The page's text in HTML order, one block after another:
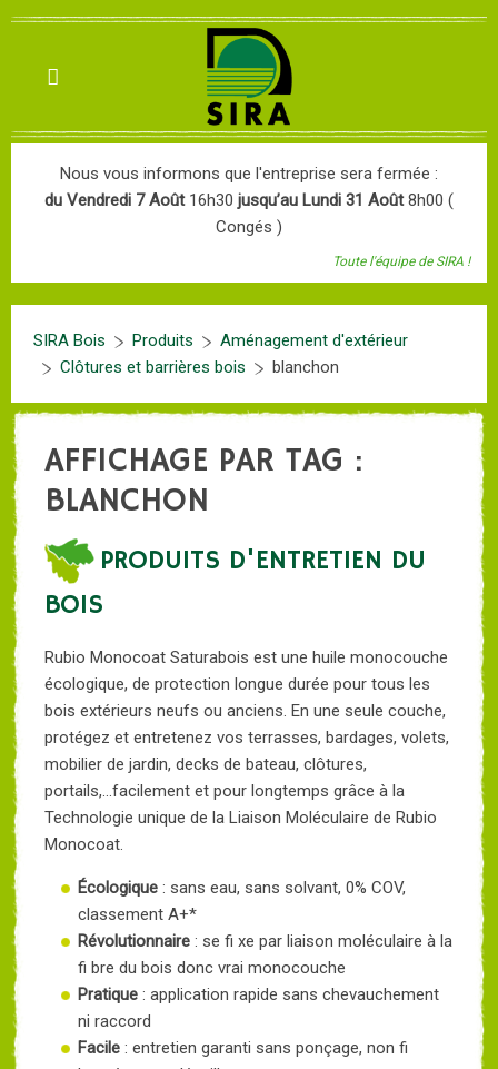
Nous vous informons que l'entreprise sera fermée :
du Vendredi 7 Août 16h30 jusqu’au Lundi 31 Août8h00 (
Congés )
Toute l'équipe de SIRA !
SIRA Bois Produits
Aménagement d'extérieur
Clôtures et barrières bois
blanchon
AFFICHAGE PAR TAG :
BLANCHON
PRODUITS D'ENTRETIEN DU
BOIS
Rubio Monocoat Saturabois est une huile monocouche
écologique, de protection longue durée pour tous les
bois extérieurs neufs ou anciens. En une seule couche,
protégez et entretenez vos terrasses, bardages, volets,
mobilier de jardin, decks de bateau, clôtures,
portails,...facilement et pour longtemps grâce à la
Technologie unique de la Liaison Moléculaire de Rubio
Monocoat.
Écologique : sans eau, sans solvant, 0% COV,
classement A+*
Révolutionnaire : se fi xe par liaison moléculaire à la
fi bre du bois donc vrai monocouche
Pratique : application rapide sans chevauchement
ni raccord
Facile : entretien garanti sans ponçage, non fi